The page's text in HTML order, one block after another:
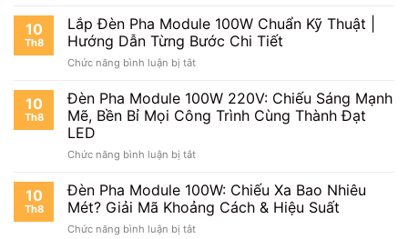
Tiết
Kiệm
Việt
&
Dụng
Tế
Nước
Tốt
Không?
|
IP65
An
Toàn
Trời?
10
Th8
Lắp Đèn Pha Module 100W Chuẩn Kỹ Thuật |
Hướng Dẫn Từng Bước Chi Tiết
Chức năng bình luận bị tắtở
Đèn
Pha
Module
Chuẩn
Thuật
|
Hướng
Dẫn
10
Th8
Đèn Pha Module 100W 220V: Chiếu Sáng Mạnh
Mẽ, Bền Bỉ Mọi Công Trình Cùng Thành Đạt
LED
Chức năng bình luận bị tắtở
Pha
Module
100W
220V:
10
Th8
Đèn Pha Module 100W: Chiếu Xa Bao Nhiêu
Mét? Giải Mã Khoảng Cách & Hiệu Suất
Chức năng bình luận bị tắtở